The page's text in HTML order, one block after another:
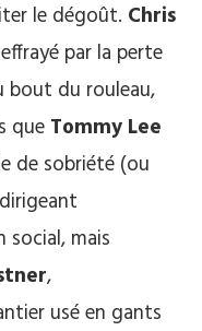
le dégoût. Chris
par la perte
bout du rouleau,
que Tommy Lee
de sobriété (ou
social, mais
,
usé en gants